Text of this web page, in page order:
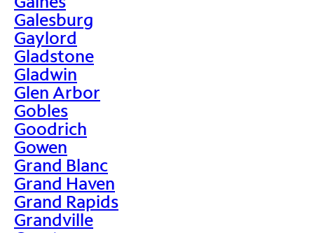
Galesburg
Gaylord
Gladstone
Gladwin
Glen Arbor
Gobles
Goodrich
Gowen
Grand Blanc
Grand Haven
Grand Rapids
Grandville